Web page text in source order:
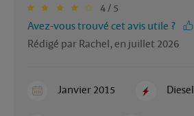
4 / 5
Avez-vous trouvé cet avis utile ?
Rédigé par Rachel, en juillet 2026
Janvier 2015 Diesel